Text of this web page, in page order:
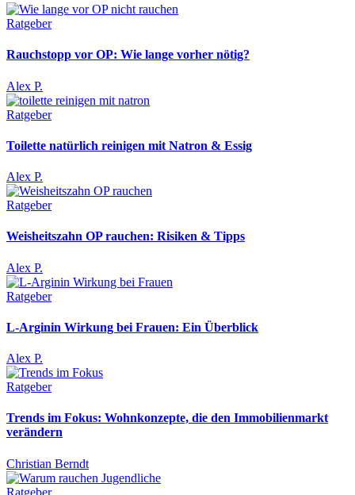
Ratgeber
Rauchstopp vor OP: Wie lange vorher nötig?
Alex P.
Ratgeber
Toilette natürlich reinigen mit Natron & Essig
Alex P.
Ratgeber
Weisheitszahn OP rauchen: Risiken & Tipps
Alex P.
Ratgeber
L-Arginin Wirkung bei Frauen: Ein Überblick
Alex P.
Ratgeber
Trends im Fokus: Wohnkonzepte, die den Immobilienmarkt
verändern
Christian Berndt
Ratgeber